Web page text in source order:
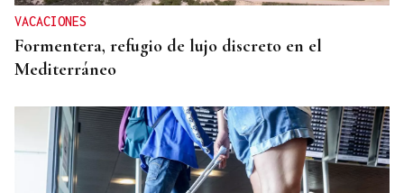
VACACIONES
Formentera, refugio de lujo discreto en el
Mediterráneo